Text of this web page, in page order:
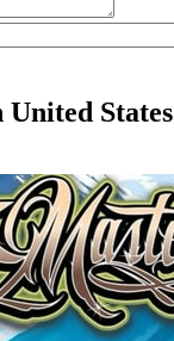
States